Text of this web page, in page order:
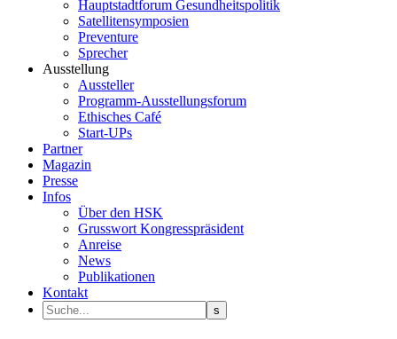
Hauptstadtforum Gesundheitspolitik
Satellitensymposien
Preventure
Sprecher
Ausstellung
Aussteller
Programm-Ausstellungsforum
Ethisches Café
Start-UPs
Partner
Magazin
Presse
Infos
Über den HSK
Grusswort Kongresspräsident
Anreise
News
Publikationen
Kontakt